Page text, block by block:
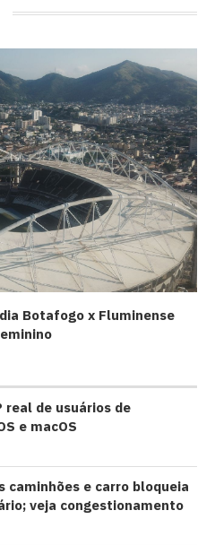
Botafogo x Fluminense
real de usuários de
e macOS
caminhões e carro bloqueia
veja congestionamento